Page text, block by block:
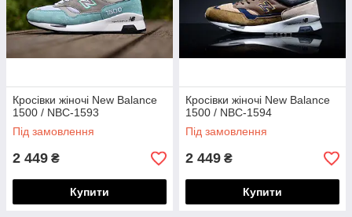
Кросівки жіночі New Balance
1500 / NBC-1593
Під замовлення
2 449 ₴
Купити
Кросівки жіночі New Balance
1500 / NBC-1594
Під замовлення
2 449 ₴
Купити